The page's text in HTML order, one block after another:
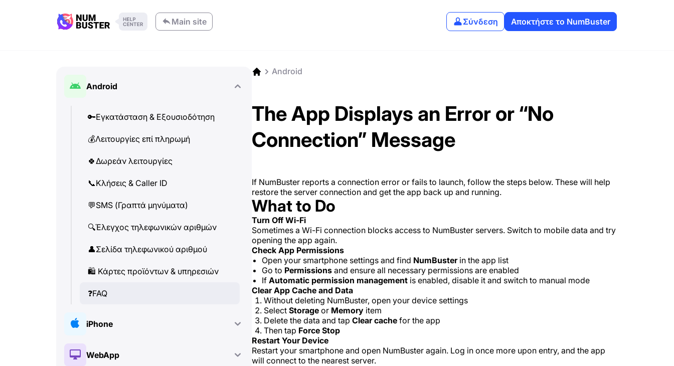
Main site Σύνδεση Αποκτήστε το NumBuster
Android
🔑Εγκατάσταση & Εξουσιοδότηση
💰Λειτουργίες επί πληρωμή
🍀Δωρεάν λειτουργίες
📞Κλήσεις & Caller ID
💬SMS (Γραπτά μηνύματα)
🔍Έλεγχος τηλεφωνικών αριθμών
👤Σελίδα τηλεφωνικού αριθμού
🛍 ️ Κάρτες προϊόντων & υπηρεσιών
❓FAQ
iPhone
🔑 Εγκατάσταση & Εξουσιοδότηση
WebApp
Android
The App Displays an Error or “No
Connection” Message
If NumBuster reports a connection error or fails to launch, follow the steps below. These will help
restore the server connection and get the app back up and running.
What to Do
Turn Off Wi-Fi
Sometimes a Wi-Fi connection blocks access to NumBuster servers. Switch to mobile data and try
opening the app again.
Check App Permissions
Open your smartphone settings and find NumBusterin the app list
Go to Permissions and ensure all necessary permissions are enabled
If Automatic permission management is enabled, disable it and switch to manual mode
Clear App Cache and Data
Without deleting NumBuster, open your device settings
Select Storage or Memory item
Delete the data and tap Clear cache for the app
Then tap Force Stop
Restart Your Device
Restart your smartphone and open NumBuster again. Log in once more upon entry, and the app
will connect to the nearest server.